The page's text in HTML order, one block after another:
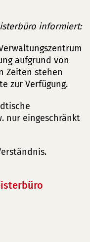
informiert:
aufgrund von
Zeiten stehen
zur Verfügung.
nur eingeschränkt